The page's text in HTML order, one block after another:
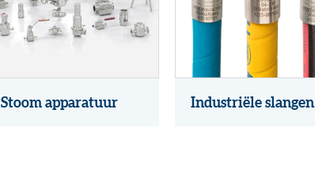
Stoom apparatuur Industriële slangen